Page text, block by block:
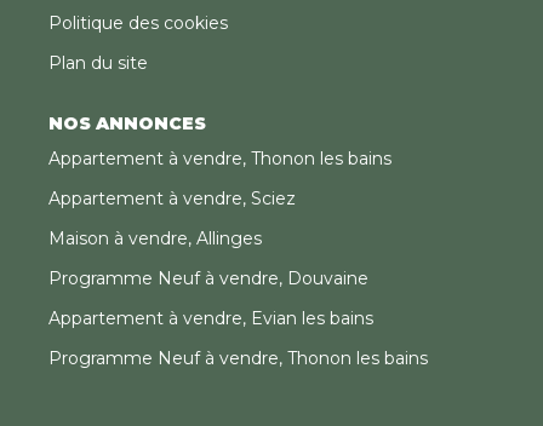
Politique des cookies
Plan du site
NOS ANNONCES
Appartement à vendre, Thonon les bains
Appartement à vendre, Sciez
Maison à vendre, Allinges
Programme Neuf à vendre, Douvaine
Appartement à vendre, Evian les bains
Programme Neuf à vendre, Thonon les bains